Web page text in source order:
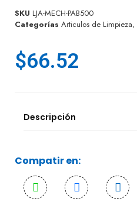
SKU LJA-MECH-PAB500
Categorías Articulos de Limpieza,
$66.52
Descripción
Compatir en: